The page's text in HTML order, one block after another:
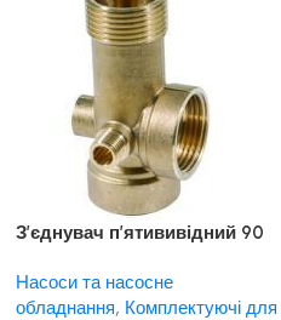
З’єднувач п’ятививідний 90
AQUATICA (779597)
Насоси та насосне
обладнання, Комплектуючі для